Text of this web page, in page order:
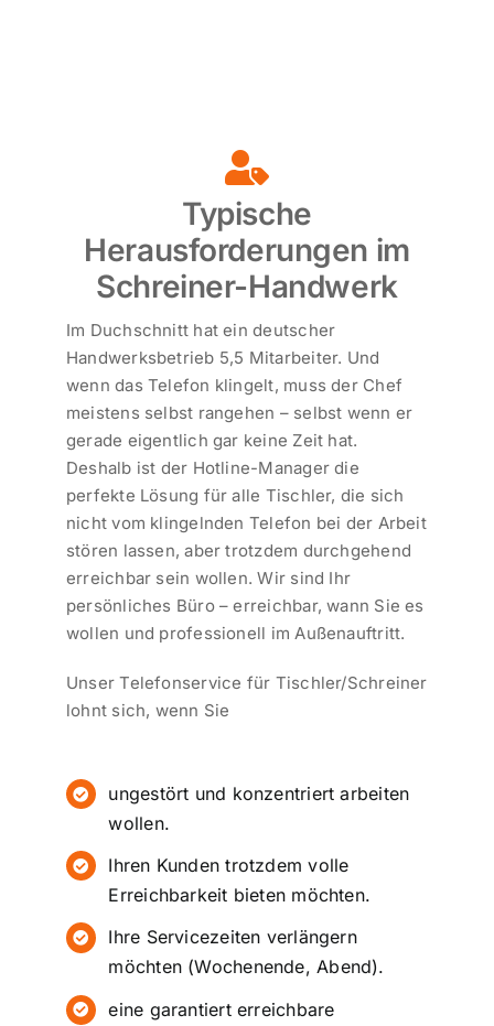
Typische
Herausforderungen im
Schreiner-Handwerk
Im Duchschnitt hat ein deutscher
Handwerksbetrieb 5,5 Mitarbeiter. Und
wenn das Telefon klingelt, muss der Chef
meistens selbst rangehen – selbst wenn er
gerade eigentlich gar keine Zeit hat.
Deshalb ist der Hotline-Manager die
perfekte Lösung für alle Tischler, die sich
nicht vom klingelnden Telefon bei der Arbeit
stören lassen, aber trotzdem durchgehend
erreichbar sein wollen. Wir sind Ihr
persönliches Büro – erreichbar, wann Sie es
wollen und professionell im Außenauftritt.
Unser Telefonservice für Tischler/Schreiner
lohnt sich, wenn Sie
ungestört und konzentriert arbeiten
wollen.
Ihren Kunden trotzdem volle
Erreichbarkeit bieten möchten.
Ihre Servicezeiten verlängern
möchten (Wochenende, Abend).
eine garantiert erreichbare